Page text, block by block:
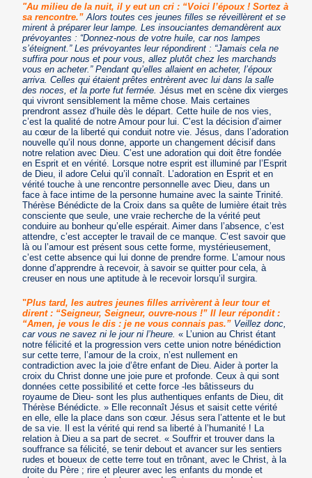
"Au milieu de la nuit, il y eut un cri : “Voici l’époux ! Sortez à
sa rencontre.” Alors toutes ces jeunes filles se réveillèrent et se
mirent à préparer leur lampe. Les insouciantes demandèrent aux
prévoyantes : “Donnez-nous de votre huile, car nos lampes
s’éteignent.” Les prévoyantes leur répondirent : “Jamais cela ne
suffira pour nous et pour vous, allez plutôt chez les marchands
vous en acheter.” Pendant qu’elles allaient en acheter, l’époux
arriva. Celles qui étaient prêtes entrèrent avec lui dans la salle
des noces, et la porte fut fermée. Jésus met en scène dix vierges
qui vivront sensiblement la même chose. Mais certaines
prendront assez d’huile dès le départ. Cette huile de nos vies,
c’est la qualité de notre Amour pour lui. C’est la décision d’aimer
au cœur de la liberté qui conduit notre vie. Jésus, dans l’adoration
nouvelle qu’il nous donne, apporte un changement décisif dans
notre relation avec Dieu. C’est une adoration qui doit être fondée
en Esprit et en vérité. Lorsque notre esprit est illuminé par l’Esprit
de Dieu, il adore Celui qu’il connaît. L’adoration en Esprit et en
vérité touche à une rencontre personnelle avec Dieu, dans un
face à face intime de la personne humaine avec la sainte Trinité.
Thérèse Bénédicte de la Croix dans sa quête de lumière était très
consciente que seule, une vraie recherche de la vérité peut
conduire au bonheur qu’elle espérait. Aimer dans l’absence, c’est
attendre, c’est accepter le travail de ce manque. C’est savoir que
là ou l’amour est présent sous cette forme, mystérieusement,
c’est cette absence qui lui donne de prendre forme. L’amour nous
donne d’apprendre à recevoir, à savoir se quitter pour cela, à
creuser en nous une aptitude à le recevoir lorsqu’il surgira.
"Plus tard, les autres jeunes filles arrivèrent à leur tour et
dirent : “Seigneur, Seigneur, ouvre-nous !” Il leur répondit :
“Amen, je vous le dis : je ne vous connais pas.” Veillez donc,
car vous ne savez ni le jour ni l’heure. « L’union au Christ étant
notre félicité et la progression vers cette union notre bénédiction
sur cette terre, l’amour de la croix, n’est nullement en
contradiction avec la joie d’être enfant de Dieu. Aider à porter la
croix du Christ donne une joie pure et profonde. Ceux à qui sont
données cette possibilité et cette force -les bâtisseurs du
royaume de Dieu- sont les plus authentiques enfants de Dieu, dit
Thérèse Bénédicte. » Elle reconnaît Jésus et saisit cette vérité
en elle, elle la place dans son cœur. Jésus sera l’attente et le but
de sa vie. Il est la vérité qui rend sa liberté à l’humanité ! La
relation à Dieu a sa part de secret. « Souffrir et trouver dans la
souffrance sa félicité, se tenir debout et avancer sur les sentiers
rudes et boueux de cette terre tout en trônant, avec le Christ, à la
droite du Père ; rire et pleurer avec les enfants du monde et